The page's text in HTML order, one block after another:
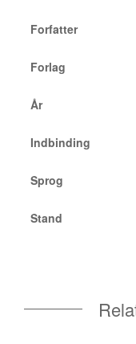
Forfatter
Forlag
År
Indbinding
Sprog
Stand